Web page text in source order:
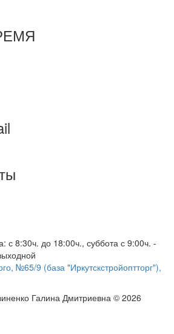
с 8:30ч. до 18:00ч., суббота с 9:00ч. -
№65/9 (база "Иркутскстройоптторг"),
Галина Дмитриевна © 2026